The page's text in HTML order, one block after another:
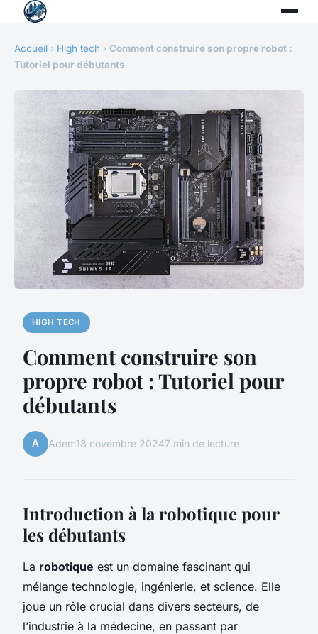
Accueil › High tech › Comment construire son propre robot :
Tutoriel pour débutants
HIGH TECH
Comment construire son
propre robot : Tutoriel pour
débutants
A Adem18 novembre 20247 min de lecture
Introduction à la robotique pour
les débutants
La robotique est un domaine fascinant qui
mélange technologie, ingénierie, et science. Elle
joue un rôle crucial dans divers secteurs, de
l’industrie à la médecine, en passant par